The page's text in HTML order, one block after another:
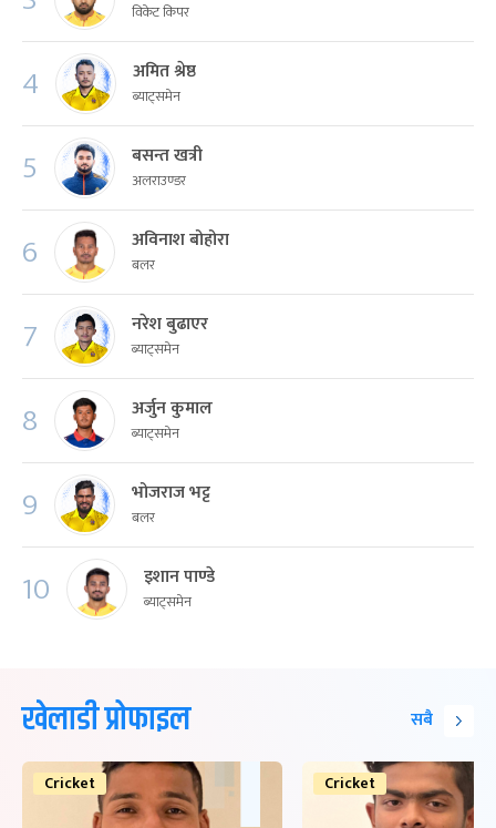
विकेट किपर
4 अमित श्रेष्ठ
ब्याट्समेन
5 बसन्त खत्री
अलराउण्डर
6 अविनाश बोहोरा
बलर
7 नरेश बुढाएर
ब्याट्समेन
8 अर्जुन कुमाल
ब्याट्समेन
9 भोजराज भट्ट
बलर
10 इशान पाण्डे
ब्याट्समेन
खेलाडी प्रोफाइल सबै
Cricket Cricket